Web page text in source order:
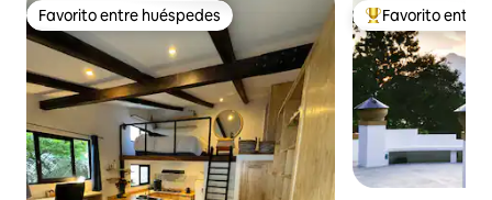
Favorito entre huéspedes
Favorito entre huéspedes Favorito entre
Favorito entre